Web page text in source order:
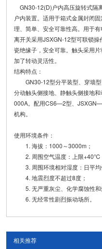
GN30-12(D)户内高压旋转式隔
户内装置。适用于箱式金属封闭
理、简单、安全可靠性高。用于
离开关采用JSXGN-12型可联锁
瓷绝缘子，安全可靠。触头采用
加了转动灵活性。
结构特点：
GN30-12型分平装型、穿墙型
分动触头侧接地、静触头侧接地
000A。配用CS6—2型、
机构。
使用环境条件：
1. 海拔：1000～3000m；
2. 周围空气温度：上限+40℃
3. 周围环境相对湿度：日平均
4. 地震烈度不超过8度；
5. 无严重灰尘、化学腐蚀性和
6. 无经常性剧烈振动场所。
相关推荐